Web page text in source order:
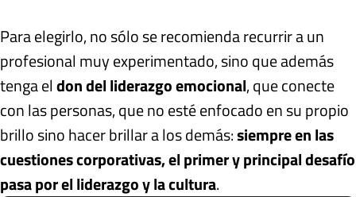
Para elegirlo, no sólo se recomienda recurrir a un
profesional muy experimentado, sino que además
tenga eldon del liderazgo emocional, que conecte
con las personas, que no esté enfocado en su propio
brillo sino hacer brillar a los demás:siempre en las
cuestiones corporativas, el primer y principal desafío
pasa por el liderazgo y la cultura.